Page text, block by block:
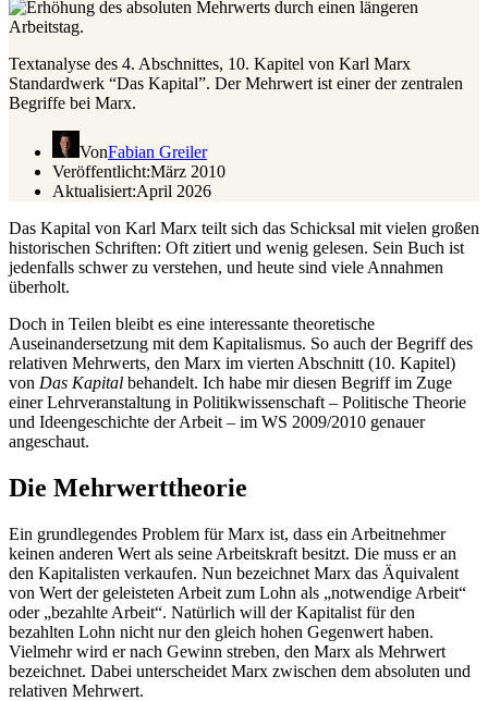
Textanalyse des 4. Abschnittes, 10. Kapitel von Karl Marx
Standardwerk “Das Kapital”. Der Mehrwert ist einer der zentralen
Begriffe bei Marx.
VonFabian Greiler
Veröffentlicht:März 2010
Aktualisiert:April 2026
Das Kapital von Karl Marx teilt sich das Schicksal mit vielen großen
historischen Schriften: Oft zitiert und wenig gelesen. Sein Buch ist
jedenfalls schwer zu verstehen, und heute sind viele Annahmen
überholt.
Doch in Teilen bleibt es eine interessante theoretische
Auseinandersetzung mit dem Kapitalismus. So auch der Begriff des
relativen Mehrwerts, den Marx im vierten Abschnitt (10. Kapitel)
von Das Kapital behandelt. Ich habe mir diesen Begriff im Zuge
einer Lehrveranstaltung in Politikwissenschaft – Politische Theorie
und Ideengeschichte der Arbeit – im WS 2009/2010 genauer
angeschaut.
Die Mehrwerttheorie
Ein grundlegendes Problem für Marx ist, dass ein Arbeitnehmer
keinen anderen Wert als seine Arbeitskraft besitzt. Die muss er an
den Kapitalisten verkaufen. Nun bezeichnet Marx das Äquivalent
von Wert der geleisteten Arbeit zum Lohn als „notwendige Arbeit“
oder „bezahlte Arbeit“. Natürlich will der Kapitalist für den
bezahlten Lohn nicht nur den gleich hohen Gegenwert haben.
Vielmehr wird er nach Gewinn streben, den Marx als Mehrwert
bezeichnet. Dabei unterscheidet Marx zwischen dem absoluten und
relativen Mehrwert.